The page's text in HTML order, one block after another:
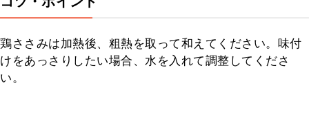
鶏ささみは加熱後、粗熱を取って和えてください。味付
けをあっさりしたい場合、水を入れて調整してくださ
い。